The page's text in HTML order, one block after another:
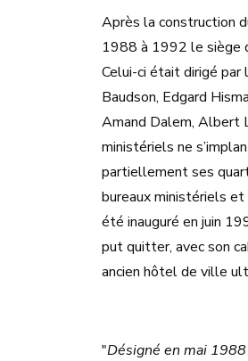
Après la construction
1988 à 1992 le siège
Celui-ci était dirigé
Baudson, Edgard
Amand Dalem, Albert
ministériels ne
partiellement ses
bureaux ministériels et
été inauguré en juin
put quitter, avec son
ancien hôtel de ville
"Désigné en mai